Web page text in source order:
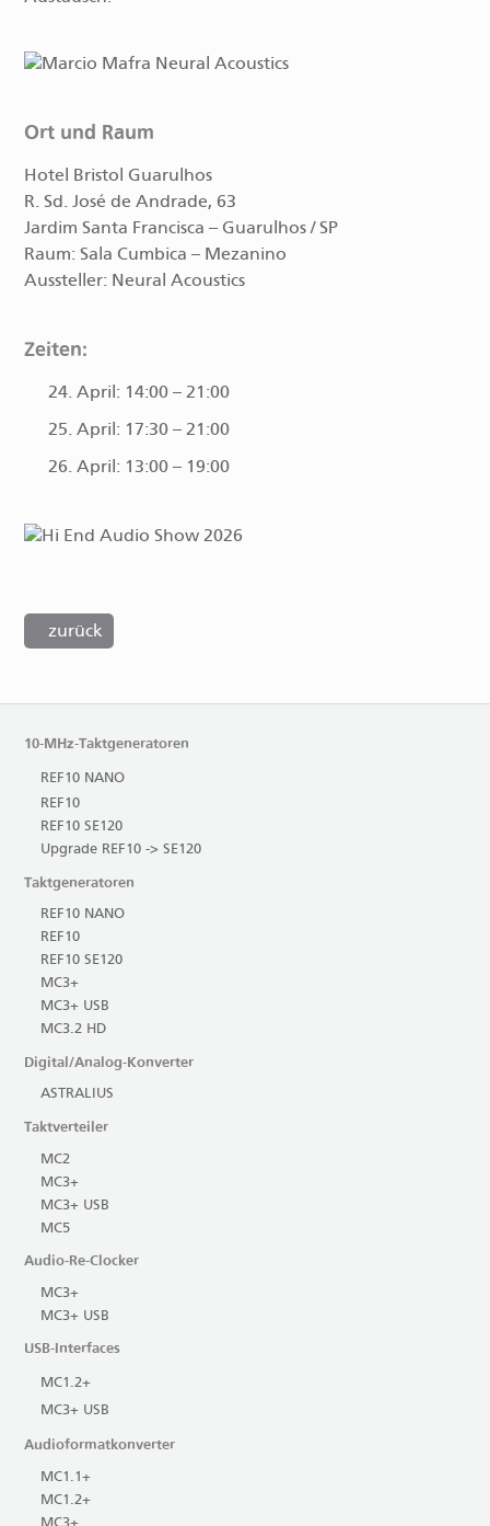
Ort und Raum
Hotel Bristol Guarulhos
R. Sd. José de Andrade, 63
Jardim Santa Francisca – Guarulhos / SP
Raum: Sala Cumbica – Mezanino
Aussteller: Neural Acoustics
Zeiten:
24. April: 14:00 – 21:00
25. April: 17:30 – 21:00
26. April: 13:00 – 19:00
zurück
10-MHz-Taktgeneratoren
REF10 NANO
REF10
REF10 SE120
Upgrade REF10 -> SE120
Taktgeneratoren
REF10 NANO
REF10
REF10 SE120
MC3+
MC3+ USB
MC3.2 HD
Digital/Analog-Konverter
ASTRALIUS
Taktverteiler
MC2
MC3+
MC3+ USB
MC5
Audio-Re-Clocker
MC3+
MC3+ USB
USB-Interfaces
MC1.2+
MC3+ USB
Audioformatkonverter
MC1.1+
MC1.2+